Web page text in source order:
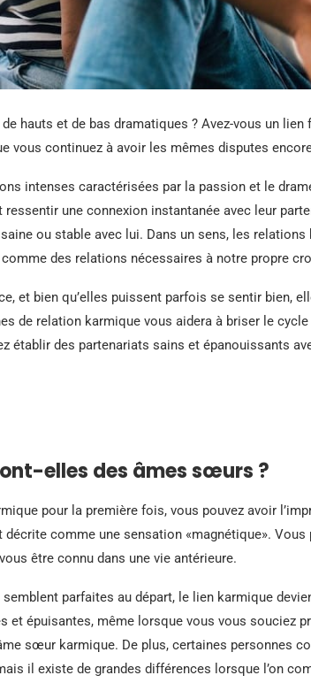
hauts et de bas dramatiques ? Avez-vous un lien
vous continuez à avoir les mêmes disputes
intenses caractérisées par la passion et le
une connexion instantanée avec leur
ou stable avec lui. Dans un sens, les
des relations nécessaires à notre propre
et bien qu’elles puissent parfois se sentir bien,
de relation karmique vous aidera à briser le
établir des partenariats sains et épanouissants
elles des âmes sœurs ?
pour la première fois, vous pouvez avoir
comme une sensation «magnétique». Vous
être connu dans une vie antérieure.
parfaites au départ, le lien karmique
épuisantes, même lorsque vous vous souciez
sœur karmique. De plus, certaines personnes
il existe de grandes différences lorsque l’on